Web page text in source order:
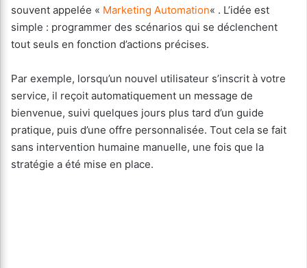
souvent appelée « Marketing Automation« . L’idée est
simple : programmer des scénarios qui se déclenchent
tout seuls en fonction d’actions précises.
Par exemple, lorsqu’un nouvel utilisateur s’inscrit à votre
service, il reçoit automatiquement un message de
bienvenue, suivi quelques jours plus tard d’un guide
pratique, puis d’une offre personnalisée. Tout cela se fait
sans intervention humaine manuelle, une fois que la
stratégie a été mise en place.